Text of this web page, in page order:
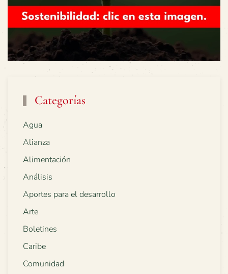
Categorías
Agua
Alianza
Alimentación
Análisis
Aportes para el desarrollo
Arte
Boletines
Caribe
Comunidad